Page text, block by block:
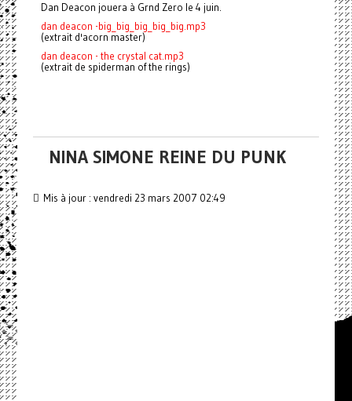
Dan Deacon jouera à Grnd Zero le 4 juin.
dan deacon -big_big_big_big_big.mp3
(extrait d'acorn master)
dan deacon - the crystal cat.mp3
(extrait de spiderman of the rings)
NINA SIMONE REINE DU PUNK
Mis à jour : vendredi 23 mars 2007 02:49